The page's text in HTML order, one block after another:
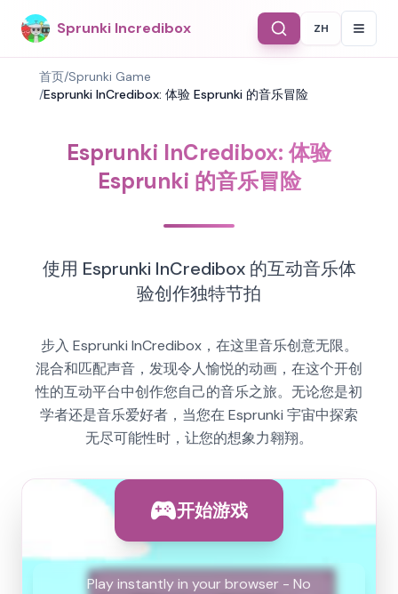
Sprunki Incredibox Select
ZH
首页/Sprunki Game
/Esprunki InCredibox: 体验 Esprunki 的音乐冒险
Esprunki InCredibox: 体验
Esprunki 的音乐冒险
使用 Esprunki InCredibox 的互动音乐体
验创作独特节拍
步入 Esprunki InCredibox，在这里音乐创意无限。
混合和匹配声音，发现令人愉悦的动画，在这个开创
性的互动平台中创作您自己的音乐之旅。无论您是初
学者还是音乐爱好者，当您在 Esprunki 宇宙中探索
无尽可能性时，让您的想象力翱翔。
开始游戏
Play instantly in your browser - No